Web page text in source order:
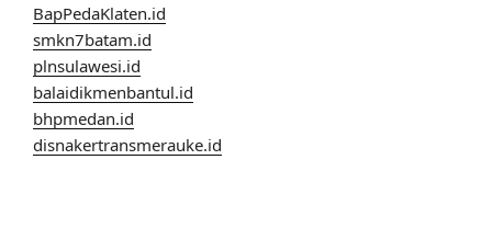
BapPedaKlaten.id
smkn7batam.id
plnsulawesi.id
balaidikmenbantul.id
bhpmedan.id
disnakertransmerauke.id